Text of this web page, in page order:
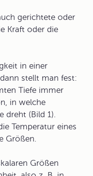
gerichtete oder
Kraft oder die
in einer
stellt man fest:
Tiefe immer
in welche
dreht (Bild 1).
Temperatur eines
Größen.
Größen